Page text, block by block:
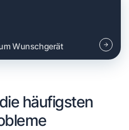
Wunschgerät
häufigsten